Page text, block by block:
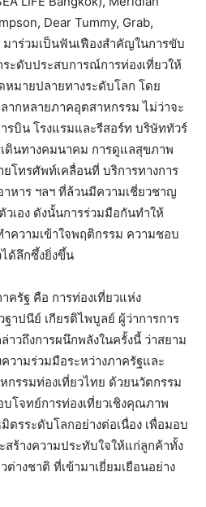
Dear Tummy, Grab,
มาร่วมเป็นฟันเฟืองสำคัญในการขับ
ะดับประสบการณ์การท่องเที่ยวให้
หมายปลายทางระดับโลก โดย
กหลายภาคอุตสาหกรรม ไม่ว่าจะ
รบิน โรงแรมและรีสอร์ท บริษัททัวร์
ดินทางคมนาคม การดูแลสุขภาพ
โทรศัพท์เคลื่อนที่ บริการทางการ
าหาร ฯลฯ ที่ล้วนมีความเชี่ยวชาญ
เอง ดังนั้นการร่วมมือกันทำให้
ความเข้าใจพฤติกรรม ความชอบ
ด้ลึกซึ้งยิ่งขึ้น
รัฐ คือ การท่องเที่ยวแห่ง
าปนีย์ เกียรติไพบูลย์ ผู้ว่าการการ
าวถึงการผนึกพลังในครั้งนี้ ว่าสยาม
วามร่วมมือระหว่างภาครัฐและ
กรรมท่องเที่ยวไทย ด้วยนวัตกรรม
โจทย์การท่องเที่ยวเชิงคุณภาพ
ตรระดับโลกอย่างต่อเนื่อง เพื่อมอบ
ร้างความประทับใจให้แก่ลูกค้าทั้ง
างชาติ ที่เข้ามาเยี่ยมเยือนอย่าง